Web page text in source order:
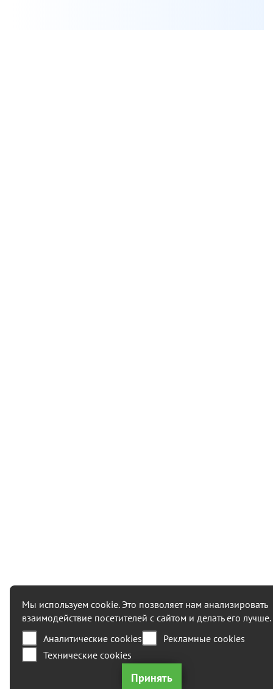
Мы используем cookie. Это позволяет нам анализировать
взаимодействие посетителей с сайтом и делать его лучше.
Аналитические cookies
Рекламные cookies
Технические cookies